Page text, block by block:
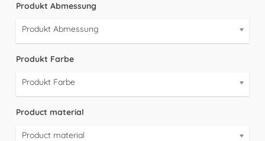
Produkt Abmessung
Produkt Abmessung
Produkt Farbe
Produkt Farbe
Product material
Product material